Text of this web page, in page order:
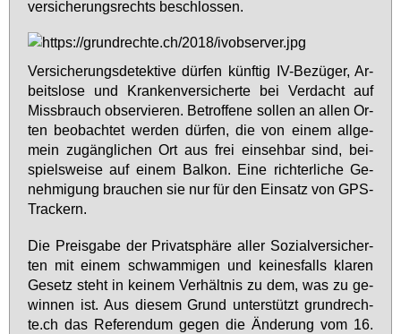
ver­si­che­rungs­rechts be­schlos­sen.
Ver­si­che­rungs­de­tek­ti­ve dür­fen künf­tig IV-Be­zü­ger, Ar­
beits­lo­se und Kran­ken­ver­si­cher­te bei Ver­dacht auf
Miss­brauch ob­ser­vie­ren. Be­trof­fe­ne sol­len an al­len Or­
ten be­ob­ach­tet wer­den dür­fen, die von ei­nem all­ge­
mein zu­gäng­li­chen Ort aus frei ein­seh­bar sind, bei­
spiels­wei­se auf ei­nem Bal­kon. Ei­ne rich­ter­li­che Ge­
neh­mi­gung brau­chen sie nur für den Ein­satz von GPS-
Tra­ckern.
Die Preis­ga­be der Pri­vat­sphä­re al­ler So­zi­al­ver­si­cher­
ten mit ei­nem schwam­mi­gen und kei­nes­falls kla­ren
Ge­setz steht in kei­nem Ver­hält­nis zu dem, was zu ge­
win­nen ist. Aus die­sem Grund un­ter­stützt grund­rech­
te.ch das Re­fe­ren­dum ge­gen die Än­de­rung vom 16.